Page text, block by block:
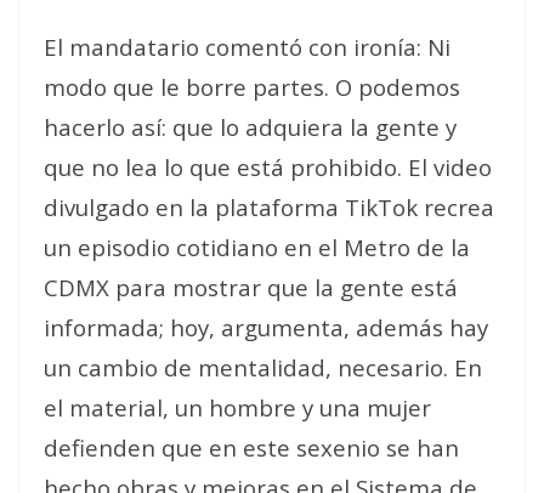
El mandatario comentó con ironía: Ni
modo que le borre partes. O podemos
hacerlo así: que lo adquiera la gente y
que no lea lo que está prohibido. El video
divulgado en la plataforma TikTok recrea
un episodio cotidiano en el Metro de la
CDMX para mostrar que la gente está
informada; hoy, argumenta, además hay
un cambio de mentalidad, necesario. En
el material, un hombre y una mujer
defienden que en este sexenio se han
hecho obras y mejoras en el Sistema de